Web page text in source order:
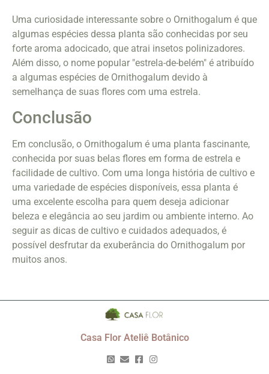
Uma curiosidade interessante sobre o Ornithogalum é que
algumas espécies dessa planta são conhecidas por seu
forte aroma adocicado, que atrai insetos polinizadores.
Além disso, o nome popular "estrela-de-belém" é atribuído
a algumas espécies de Ornithogalum devido à
semelhança de suas flores com uma estrela.
Conclusão
Em conclusão, o Ornithogalum é uma planta fascinante,
conhecida por suas belas flores em forma de estrela e
facilidade de cultivo. Com uma longa história de cultivo e
uma variedade de espécies disponíveis, essa planta é
uma excelente escolha para quem deseja adicionar
beleza e elegância ao seu jardim ou ambiente interno. Ao
seguir as dicas de cultivo e cuidados adequados, é
possível desfrutar da exuberância do Ornithogalum por
muitos anos.
Casa Flor Ateliê Botânico